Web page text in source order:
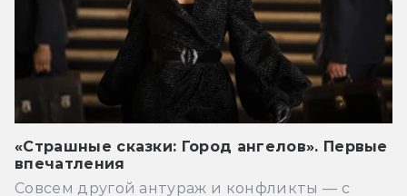
«Страшные сказки: Город ангелов». Первые
впечатления
Совсем другой антураж и конфликты — с